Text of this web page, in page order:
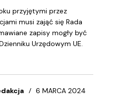
przyjętymi przez
musi zająć się Rada
zapisy mogły być
Urzędowym UE.
6 MARCA 2024